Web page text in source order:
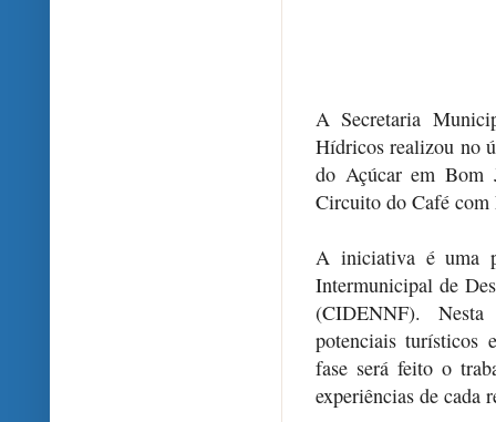
A Secretaria
Hídricos realizou no
do Açúcar em Bom
Circuito do Café com
A iniciativa é uma
Intermunicipal de
(CIDENNF).
potenciais turísticos
fase será feito o
experiências de cada